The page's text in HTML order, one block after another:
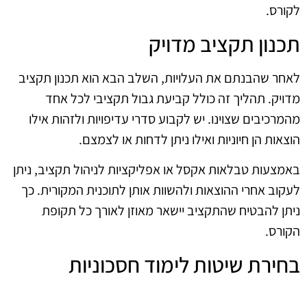
לקורס.
תכנון תקציב מדויק
לאחר שהבנתם את העלויות, השלב הבא הוא תכנון תקציב
מדויק. תהליך זה כולל קביעת גבול תקציבי לכל אחד
מהמרכיבים שצוינו. יש לקבוע סדרי עדיפויות ולזהות אילו
הוצאות הן חיוניות ואילו ניתן לדחות או לצמצם.
באמצעות טבלאות אקסל או אפליקציות לניהול תקציב, ניתן
לעקוב אחרי ההוצאות ולהשוות אותן לתוכנית המקורית. כך
ניתן להבטיח שהתקציב יישאר מאוזן לאורך כל תקופת
הקורס.
בחירת שיטות לימוד חסכוניות